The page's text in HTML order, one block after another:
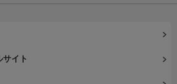
イト